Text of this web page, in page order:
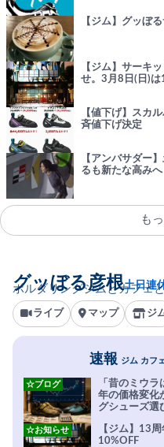
【ジム】グッぼ
【ジム】サーキ
せ。3月8日(日)は
【値下げ】スカ
斉値下げ決定
【アンバサダー
るも新たな高みへ
も
ボルダリングジムとカフェ
グッぼる彦根土日連
ライブ マップ ジ
速報 ジム カフ
「昔のミウ
年の価格変化
グシューズ選
☆ブログ
【ジム】13
10%OFF
☆お知らせ